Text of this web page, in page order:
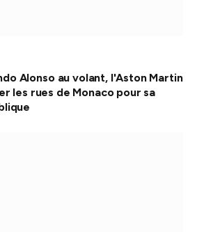
Alonso au volant, l'Aston Martin
les rues de Monaco pour sa